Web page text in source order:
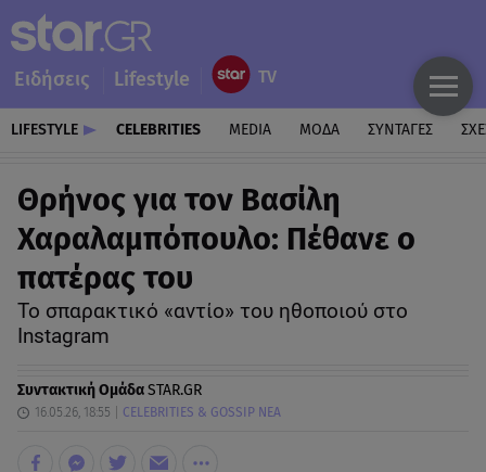
Ειδήσεις Lifestyle
LIFESTYLE CELEBRITIES MEDIA ΜΟΔΑ ΣΥΝΤΑΓΕΣ
Θρήνος για τον Βασίλη
Χαραλαμπόπουλο: Πέθανε ο
πατέρας του
Το σπαρακτικό «αντίο» του ηθοποιού στο
Instagram
Συντακτική ΟμάδαSTAR.GR
16.05.26, 18:55 CELEBRITIES & GOSSIP ΝΕΑ